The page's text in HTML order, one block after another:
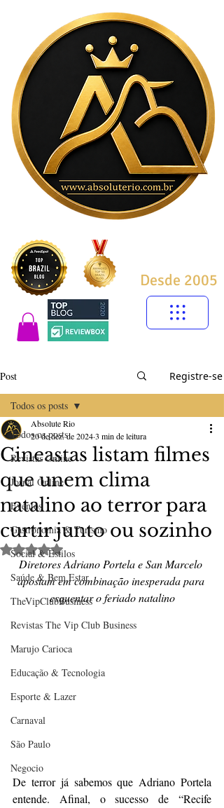
Desde 2005
Post Registre-se
Todos os posts
Revistas Online
Jornal Online
Eventos
Gastronomia & Turismo
Social & Estilos
Saúde & Bem Estar
TheVipClubBusiness
Revistas The Vip Club Business
Marujo Carioca
Educação & Tecnologia
Esporte & Lazer
Carnaval
São Paulo
Negocio
Todos os posts
Cineastas listam filmes
que unem clima
natalino ao terror para
curtir junto ou sozinho
Absolute Rio
20 de dez. de 20243 min de leitura
Avaliado com NaN de 5 estrelas.
Diretores Adriano Portela e San Marcelo
apostam em combinação inesperada para
esquentar o feriado natalino
De terror já sabemos que Adriano Portela
entende. Afinal, o sucesso de “Recife